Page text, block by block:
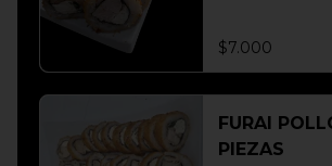
$7.000
FURAI
PIEZAS